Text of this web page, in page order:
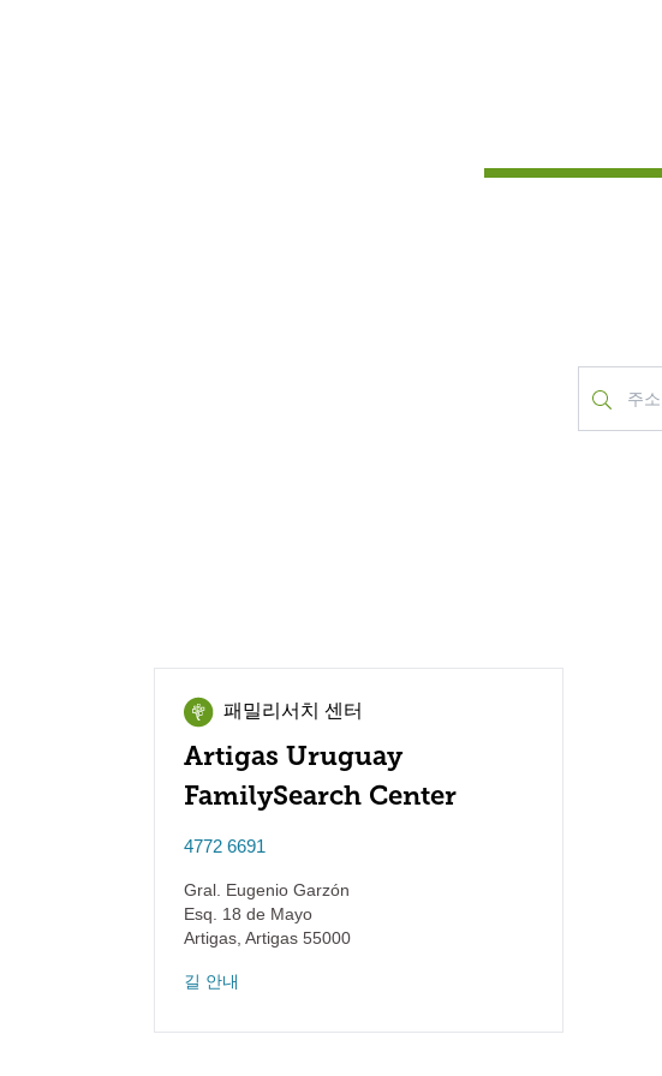
패밀리서치 센터
Artigas Uruguay
FamilySearch Center
4772 6691
Gral. Eugenio Garzón
Esq. 18 de Mayo
Artigas Artigas 55000
길 안내